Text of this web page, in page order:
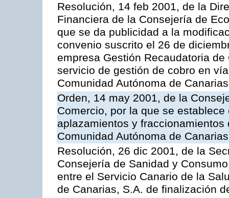
Resolución, 14 feb 2001, de la
Financiera de la Consejería de
que se da publicidad a la
convenio suscrito el 26 de
empresa Gestión Recaudatoria
servicio de gestión de cobro en
Comunidad Autónoma de Canarias
Orden, 14 may 2001, de la
Comercio, por la que se
aplazamientos y
Comunidad Autónoma de Canarias
Resolución, 26 dic 2001, de la
Consejería de Sanidad y
entre el Servicio Canario de la
de Canarias, S.A. de finalización